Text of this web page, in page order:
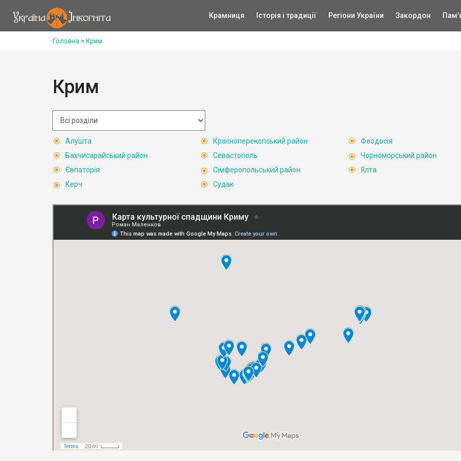
Крамниця Історія і традиції Регіони України Закордон
Головна > Крим
Крим
Алушта
Бахчисарайський район
Євпаторія
Керч
Красноперекопський район
Севастополь
Сімферопольський район
Судак
Феодосія
Чорноморський район
Ялта